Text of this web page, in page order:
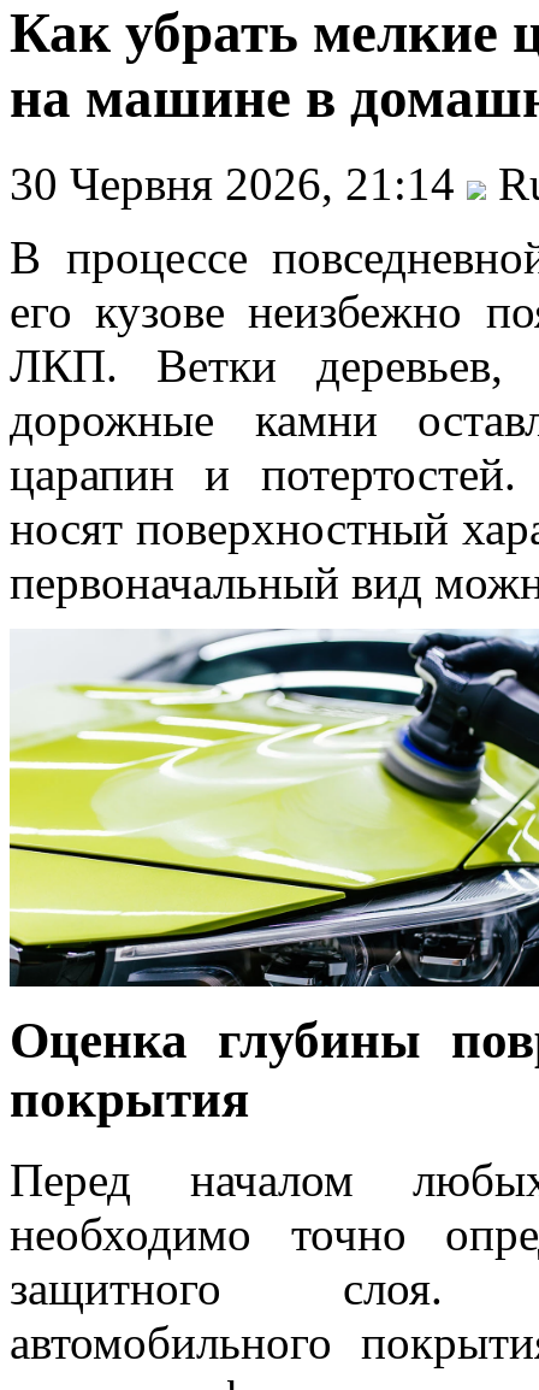
Как убрать мелкие
на машине в
30 Червня 2026, 21:14
В процессе
его кузове неизбежно
ЛКП. Ветки
дорожные камни
царапин и
носят поверхностный
первоначальный вид
Оценка глубины
покрытия
Перед началом
необходимо точно
защитного слоя.
автомобильного